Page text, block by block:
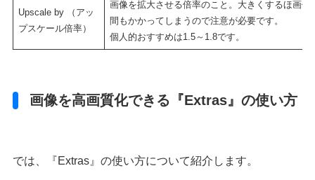
Upscale by （アッ
プスケール倍率）
画像を拡大させる倍率のこと。大きくするほ画像
間もかかってしまうので注意が必要です。
個人的おすすめは1.5～1.8です。
画像を高画質化できる『Extras』の使い方
では、『Extras』の使い方について紹介します。